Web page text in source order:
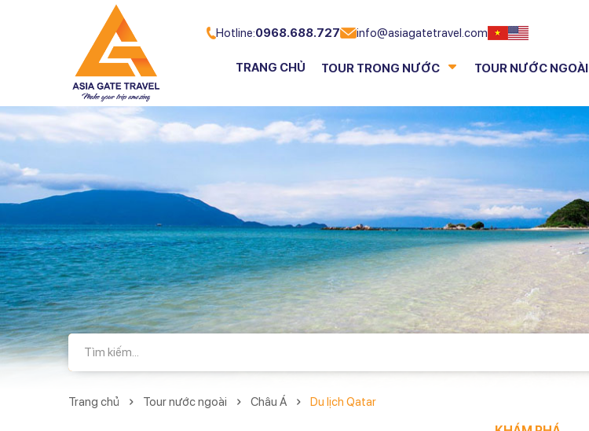
Hotline:0968.688.727 info@asiagatetravel.com
TRANG CHỦ TOUR TRONG NƯỚC TOUR NƯỚC NGOÀI
Trang chủ Tour nước ngoài Châu Á Du lịch Qatar